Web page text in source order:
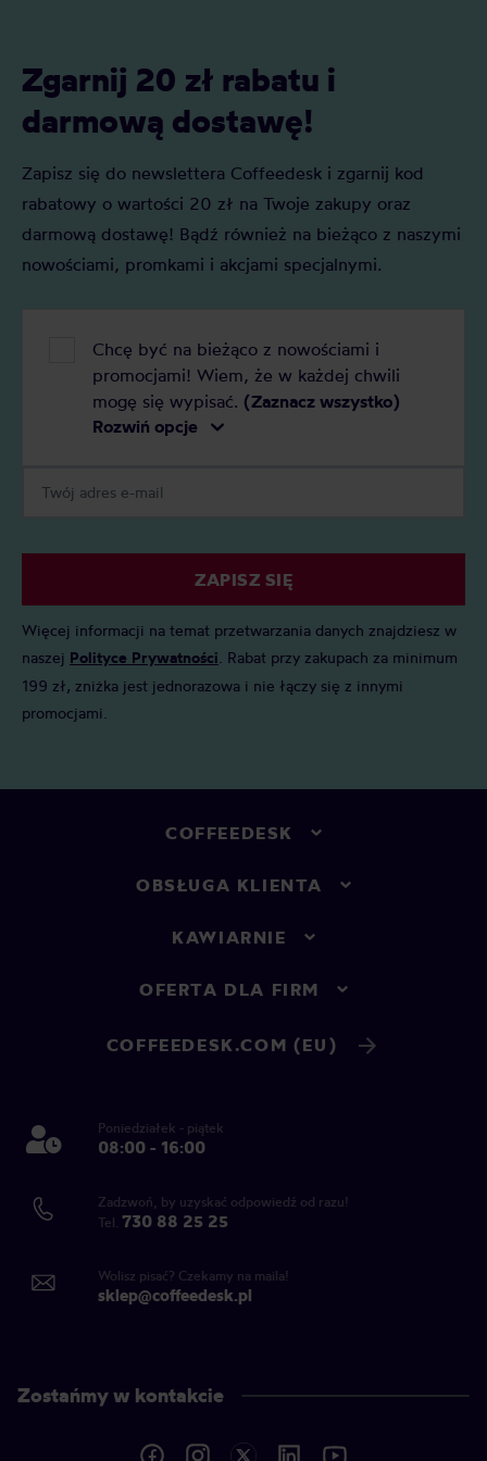
Zgarnij 20 zł rabatu i
darmową dostawę!
Zapisz się do newslettera Coffeedesk i zgarnij kod
rabatowy o wartości 20 zł na Twoje zakupy oraz
darmową dostawę! Bądź również na bieżąco z naszymi
nowościami, promkami i akcjami specjalnymi.
Chcę być na bieżąco z nowościami i
promocjami! Wiem, że w każdej chwili
mogę się wypisać. (Zaznacz wszystko)
Rozwiń opcje
ZAPISZ SIĘ
Więcej informacji na temat przetwarzania danych znajdziesz w
naszej Polityce Prywatności . Rabat przy zakupach za minimum
199 zł, zniżka jest jednorazowa i nie łączy się z innymi
promocjami.
COFFEEDESK
OBSŁUGA KLIENTA
KAWIARNIE
OFERTA DLA FIRM
COFFEEDESK.COM (EU)
Poniedziałek - piątek
08:00 - 16:00
Zadzwoń, by uzyskać odpowiedź od razu!
Tel. 730 88 25 25
Wolisz pisać? Czekamy na maila!
sklep@coffeedesk.pl
Zostańmy w kontakcie